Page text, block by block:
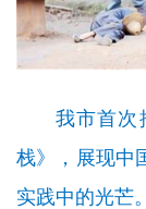
我市首次
栈》，展现中
实践中的光芒。